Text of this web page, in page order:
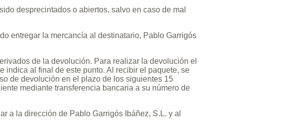
desprecintados o abiertos, salvo en caso de mal
entregar la mercancía al destinatario, Pablo Garrigós
de la devolución. Para realizar la devolución el
indica al final de este punto. Al recibir el paquete, se
de devolución en el plazo de los siguientes 15
mediante transferencia bancaria a su número de
a la dirección de Pablo Garrigós Ibáñez, S.L. y al